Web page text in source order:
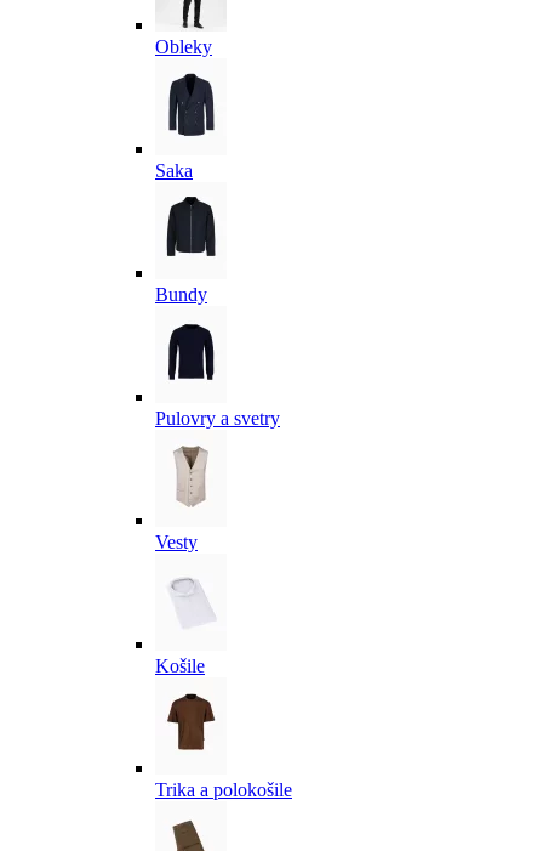
Obleky
Saka
Bundy
Pulovry a svetry
Vesty
Košile
Trika a polokošile